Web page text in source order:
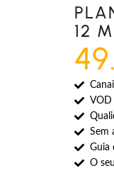
12
Sem
Guia
O